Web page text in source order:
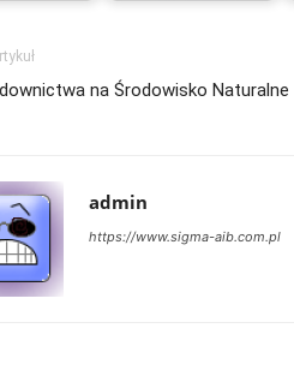
na Środowisko Naturalne
admin
https://www.sigma-aib.com.pl